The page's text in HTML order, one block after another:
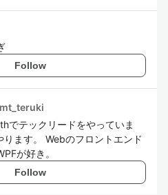
Follow
でテックリードをやっていま
ます。 Webのフロントエンド
が好き。
Follow